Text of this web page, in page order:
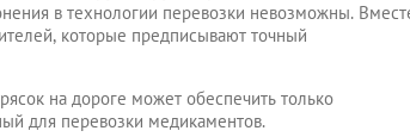
в технологии перевозки невозможны.
которые предписывают точный
на дороге может обеспечить только
для перевозки медикаментов.